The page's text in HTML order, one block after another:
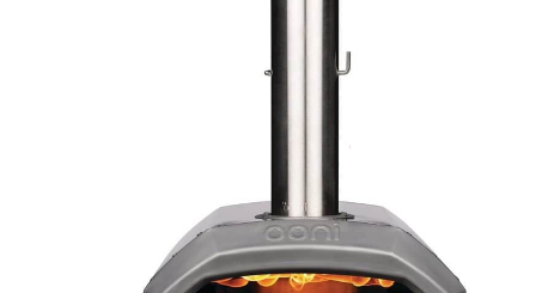
OUVERTURE
PANORAMIQUE ET
votre pâte à pizza
en une délicieuse
croûte de pizza.
L'ouverture